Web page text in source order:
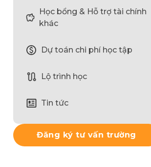
Học bổng & Hỗ trợ tài chính
khác
Dự toán chi phí học tập
Lộ trình học
Tin tức
Đăng ký tư vấn trường